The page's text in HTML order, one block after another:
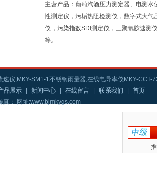
主营产品：葡萄汽酒压力测定器、电测
性测定仪，污垢热阻检测仪，数字式大
仪，污染指数SDI测定仪，三聚氰胺速测
等。
速仪,MKY-SM1-1不锈钢雨量器,在线电导率仪MKY-CCT-
品展示 新闻中心 在线留言 联系我们
首页
： 网址:www.bjmkygs.com